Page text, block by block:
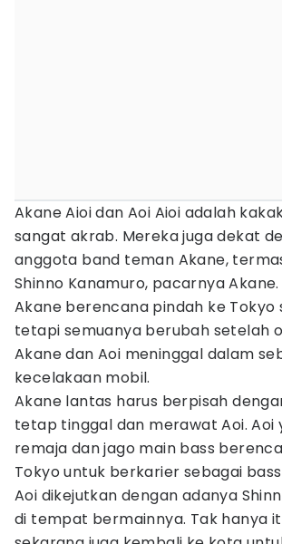
Akane Aioi dan Aoi Aioi adalah
sangat akrab. Mereka juga dekat
anggota band teman Akane,
Shinno Kanamuro, pacarnya
Akane berencana pindah ke Tokyo
tetapi semuanya berubah setelah
Akane dan Aoi meninggal dalam
kecelakaan mobil.
Akane lantas harus berpisah
tetap tinggal dan merawat Aoi. Aoi
remaja dan jago main bass
Tokyo untuk berkarier sebagai
Aoi dikejutkan dengan adanya
di tempat bermainnya. Tak hanya